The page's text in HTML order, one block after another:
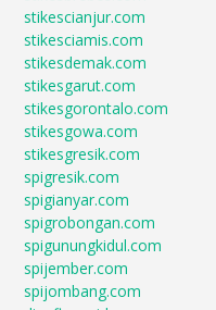
stikescianjur.com
stikesciamis.com
stikesdemak.com
stikesgarut.com
stikesgorontalo.com
stikesgowa.com
stikesgresik.com
spigresik.com
spigianyar.com
spigrobongan.com
spigunungkidul.com
spijember.com
spijombang.com